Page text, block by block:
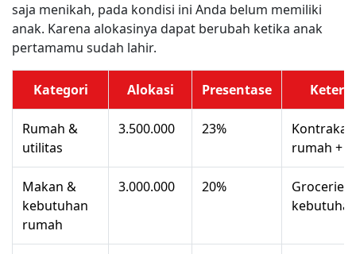
saja menikah, pada kondisi ini Anda belum memiliki
anak. Karena alokasinya dapat berubah ketika anak
pertamamu sudah lahir.
Kategori Alokasi Presentase
Rumah &
utilitas
3.500.000 23%
rumah +
Makan &
kebutuhan
rumah
3.000.000 20%
Groceries